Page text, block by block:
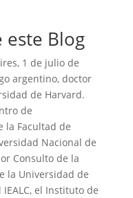
este Blog
1 de julio de
argentino, doctor
de Harvard.
de
la Facultad de
Nacional de
Consulto de la
la Universidad de
el Instituto de